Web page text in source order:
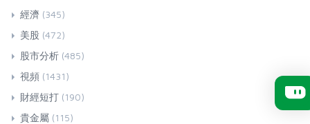
經濟 (345)
美股 (472)
股市分析 (485)
視頻 (1431)
財經短打 (190)
貴金屬 (115)